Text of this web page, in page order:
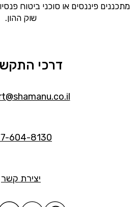
מתכננים פיננסים או סוכני ביטוח
שוק ההון.
דרכי
604-8130
יצירת קשר